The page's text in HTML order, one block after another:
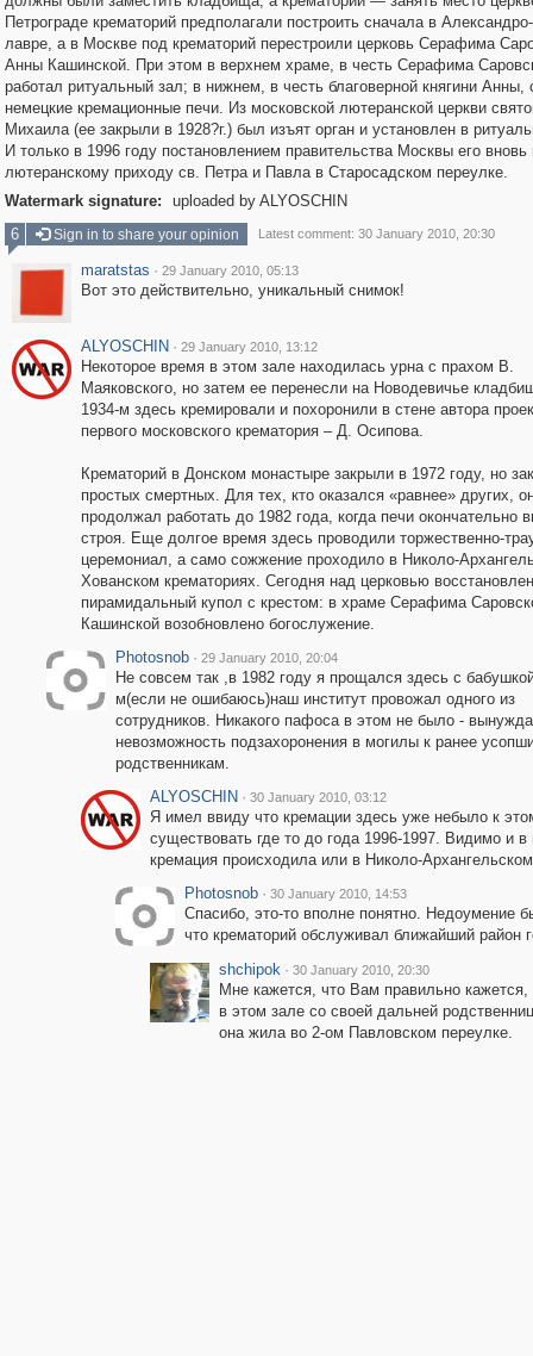
Петрограде крематорий предполагали построить сначала в
лавре, а в Москве под крематорий перестроили церковь Серафима
Анны Кашинской. При этом в верхнем храме, в честь Серафима
работал ритуальный зал; в нижнем, в честь благоверной княгини Анны,
немецкие кремационные печи. Из московской лютеранской церкви
Михаила (ее закрыли в 1928?г.) был изъят орган и установлен в
И только в 1996 году постановлением правительства Москвы его вновь
лютеранскому приходу св. Петра и Павла в Старосадском переулке.
Watermark signature:
uploaded by ALYOSCHIN
6
Sign in to share your opinion Latest comment: 30 January 2010, 20:30
maratstas · 29 January 2010, 05:13
Вот это действительно, уникальный снимок!
ALYOSCHIN · 29 January 2010, 13:12
Некоторое время в этом зале находилась урна с прахом В.
Маяковского, но затем ее перенесли на Новодевичье
1934-м здесь кремировали и похоронили в стене автора
первого московского крематория – Д. Осипова.
Крематорий в Донском монастыре закрыли в 1972 году, но
простых смертных. Для тех, кто оказался «равнее» других,
продолжал работать до 1982 года, когда печи окончательно
строя. Еще долгое время здесь проводили торжественно-
церемониал, а само сожжение проходило в Николо-
Хованском крематориях. Сегодня над церковью восстановлен
пирамидальный купол с крестом: в храме Серафима
Кашинской возобновлено богослужение.
Photosnob · 29 January 2010, 20:04
Не совсем так ,в 1982 году я прощался здесь с
м(если не ошибаюсь)наш институт провожал одного из
сотрудников. Никакого пафоса в этом не было -
невозможность подзахоронения в могилы к ранее
родственникам.
ALYOSCHIN · 30 January 2010, 03:12
Я имел ввиду что кремации здесь уже небыло к
существовать где то до года 1996-1997. Видимо
кремация происходила или в Николо-
Photosnob · 30 January 2010, 14:53
Спасибо, это-то вполне понятно. Недоумение
что крематорий обслуживал ближайший район
shchipok · 30 January 2010, 20:30
Мне кажется, что Вам правильно
в этом зале со своей дальней
она жила во 2-ом Павловском переулке.